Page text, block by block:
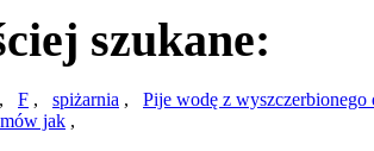
szukane:
, F , spiżarnia , Pije wodę z wyszczerbionego
jak ,